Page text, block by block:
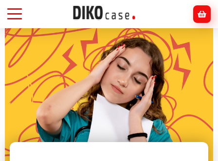
Головна
ТОП-7 хобі, які допомагають зняти стрес та
відновити енергію